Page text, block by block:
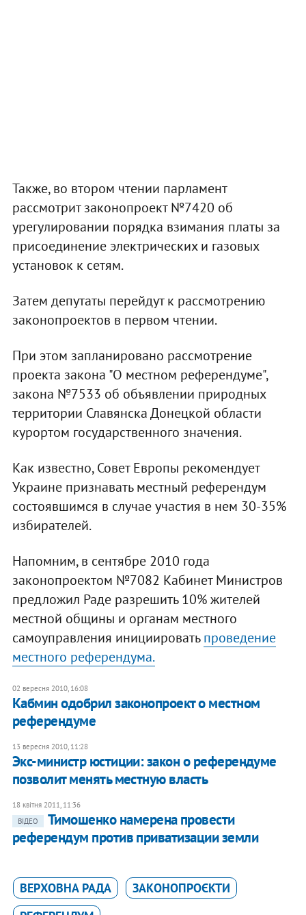
Также, во втором чтении парламент
рассмотрит законопроект №7420 об
урегулировании порядка взимания платы за
присоединение электрических и газовых
установок к сетям.
Затем депутаты перейдут к рассмотрению
законопроектов в первом чтении.
При этом запланировано рассмотрение
проекта закона "О местном референдуме",
закона №7533 об объявлении природных
территории Славянска Донецкой области
курортом государственного значения.
Как известно, Совет Европы рекомендует
Украине признавать местный референдум
состоявшимся в случае участия в нем 30-35%
избирателей.
Напомним, в сентябре 2010 года
законопроектом №7082 Кабинет Министров
предложил Раде разрешить 10% жителей
местной общины и органам местного
самоуправления инициироватьпроведение
местного референдума.
02 вересня 2010, 16:08
Кабмин одобрил законопроект о местном
референдуме
13 вересня 2010, 11:28
Экс-министр юстиции: закон о референдуме
позволит менять местную власть
18 квітня 2011, 11:36
ВІДЕО
​Тимошенко намерена провести
референдум против приватизации земли
ВЕРХОВНА РАДА
ЗАКОНОПРОЄКТИ